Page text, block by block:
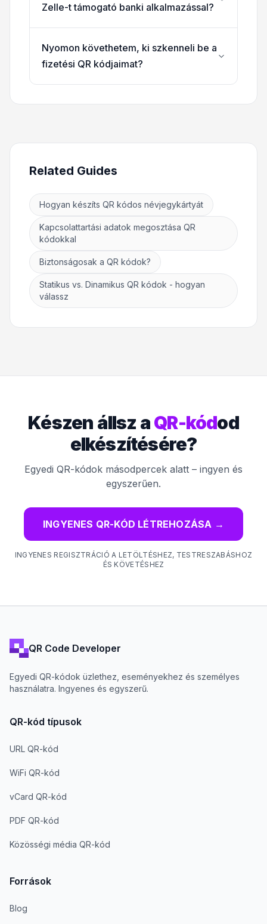
Zelle-t támogató banki alkalmazással?
Nyomon követhetem, ki szkenneli be a
fizetési QR kódjaimat?
Related Guides
Hogyan készíts QR kódos névjegykártyát
Kapcsolattartási adatok megosztása QR
kódokkal
Biztonságosak a QR kódok?
Statikus vs. Dinamikus QR kódok - hogyan
válassz
Készen állsz aQR-kódod
elkészítésére?
Egyedi QR-kódok másodpercek alatt – ingyen és
egyszerűen.
INGYENES QR-KÓD LÉTREHOZÁSA →
INGYENES REGISZTRÁCIÓ A LETÖLTÉSHEZ, TESTRESZABÁSHOZ
ÉS KÖVETÉSHEZ
QR Code Developer
Egyedi QR-kódok üzlethez, eseményekhez és személyes
használatra. Ingyenes és egyszerű.
QR-kód típusok
URL QR-kód
WiFi QR-kód
vCard QR-kód
PDF QR-kód
Közösségi média QR-kód
Források
Blog